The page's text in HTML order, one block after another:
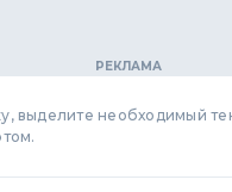
выделите необходимый